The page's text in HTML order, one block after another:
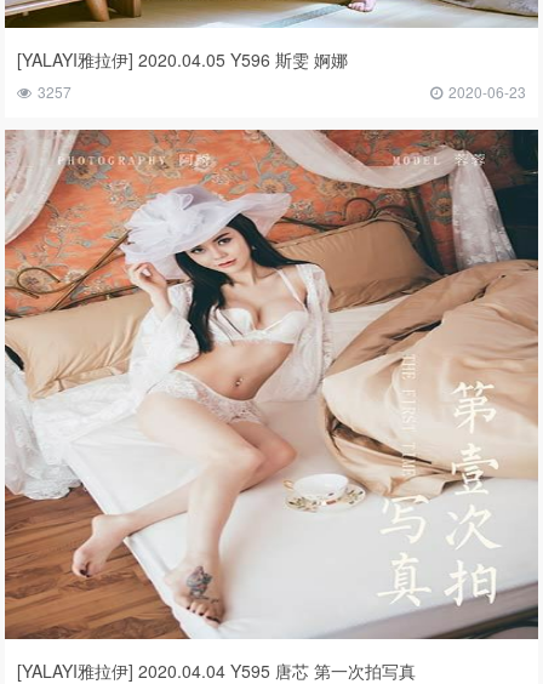
[YALAYI雅拉伊] 2020.04.05 Y596 斯雯 婀娜
3257 2020-06-23
[YALAYI雅拉伊] 2020.04.04 Y595 唐芯 第一次拍写真